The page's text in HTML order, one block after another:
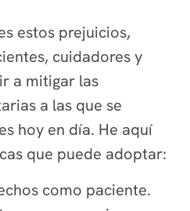
estos prejuicios,
cuidadores y
a mitigar las
a las que se
hoy en día. He aquí
que puede adoptar:
como paciente.